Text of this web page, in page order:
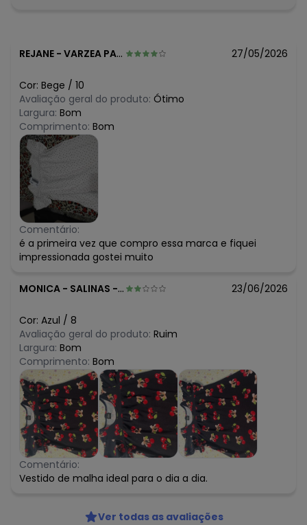
REJANE - VARZEA PAULISTA - SP 27/05/2026
Cor: Bege / 10
Avaliação geral do produto: Ótimo
Largura: Bom
Comprimento: Bom
Comentário:
é a primeira vez que compro essa marca e fiquei
impressionada gostei muito
MONICA - SALINAS - MG 23/06/2026
Cor: Azul / 8
Avaliação geral do produto: Ruim
Largura: Bom
Comprimento: Bom
Comentário:
Vestido de malha ideal para o dia a dia.
Ver todas as avaliações